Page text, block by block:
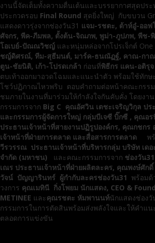
งานนี้จัดเต็มทั้งความตื่นเต้นและบรรยากาศสุดปร
ประกวดรอบ Final Round สุดยิ่งใหญ่ กับขบวน
แสดงดาวรุ่งจากช่องวัน31 แจม-รชตะ, ต้าห์อู๋-ออฟ
ศัจกร, พีค-ภีมพล, ตั้งต้น-จิณภพ, พูม่า-ภูปภพ, พีช-
โอเบย์-ปัณณวิชญ์ และหนุ่มหล่อจากโปรเจ็กต์ One
ชญ์ดิศรณ์, ทีม-สุธีมนต์, มาร์ค-ธนณัฏฐ์, คาณ-กา
ตูน-ชัยนิติ, เก้า-โปรดเกล้า ก่อนที่พิธีกร แคน-อติรุจ
ตบเท้าออกมาอวดโฉมและแนะนำตัว พร้อมใช้ทักษ
โชว์ปฏิภาณไหวพริบ ตอบคำถามต่อหน้าคณะกรร
ชมภายในงานที่มาร่วมให้กำลังใจกันคับคั่ง โดยงา
กรรมการจาก Big C คุณอัศวิน เตชะเจริญวิกุล ปร
และกรรมการผู้จัดการใหญ่ กลุ่มบีเจซี บิ๊กซี , คุณอ
ประธานเจ้าหน้าที่สายงานปฏิรูปองค์กร, คุณกชกร
เจ้าหน้าที่ฝ่ายการตลาด และสื่อสารการตลาด พร้
วีรวรรณ ประธานเจ้าหน้าที่บริหารกลุ่ม บริษัท เด
จำกัด (มหาชน)
และคณะกรรมการจาก ช่องวัน
เณร ประธานเจ้าหน้าที่ฝ่ายผลิตละคร, คุณพงษ์ศั
วัจน์ ปัญญารินทร์ ผู้กำกับละครช่องวัน31 พร้อมด้
วงการ คุณเมทินี กิ่งโพยม นักแสดง, CEO &
METINEE และคุณรชตะ หัมพานนท์นักแสดงช่อง
กรรมการในการตัดสินพร้อมส่งพลังใจและให้คำแ
ตลอดการแข่งขัน